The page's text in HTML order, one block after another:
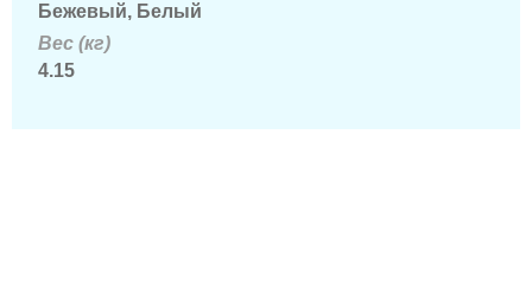
Бежевый, Белый
Вес (кг)
4.15